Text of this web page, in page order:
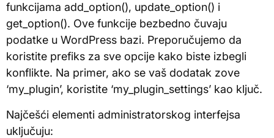
funkcijama add_option(), update_option() i
get_option(). Ove funkcije bezbedno čuvaju
podatke u WordPress bazi. Preporučujemo da
koristite prefiks za sve opcije kako biste izbegli
konflikte. Na primer, ako se vaš dodatak zove
‘my_plugin’, koristite ‘my_plugin_settings’ kao ključ.
Najčešći elementi administratorskog interfejsa
uključuju: